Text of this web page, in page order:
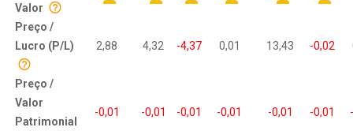
Valor
Preço /
Lucro (P/L)
2,88 4,32 -4,37 0,01 13,43 -0,02
Preço /
Valor
Patrimonial
-0,01 -0,01 -0,01 -0,01 -0,01 -0,01